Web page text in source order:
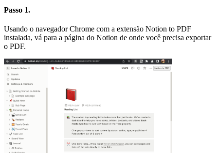
Passo 1.
Usando o navegador Chrome com a extensão Notion to PDF
instalada, vá para a página do Notion de onde você precisa exportar
o PDF.